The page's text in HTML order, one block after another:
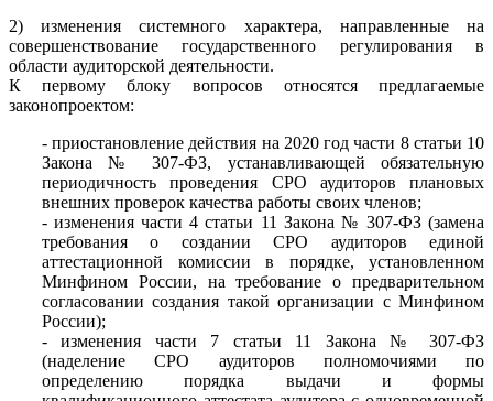
2) изменения системного характера, направленные на
совершенствование государственного регулирования в
области аудиторской деятельности.
К первому блоку вопросов относятся предлагаемые
законопроектом:
- приостановление действия на 2020 год части 8 статьи 10
Закона № 307-ФЗ, устанавливающей обязательную
периодичность проведения СРО аудиторов плановых
внешних проверок качества работы своих членов;
- изменения части 4 статьи 11 Закона № 307-ФЗ (замена
требования о создании СРО аудиторов единой
аттестационной комиссии в порядке, установленном
Минфином России, на требование о предварительном
согласовании создания такой организации с Минфином
России);
- изменения части 7 статьи 11 Закона № 307-ФЗ
(наделение СРО аудиторов полномочиями по
определению порядка выдачи и формы